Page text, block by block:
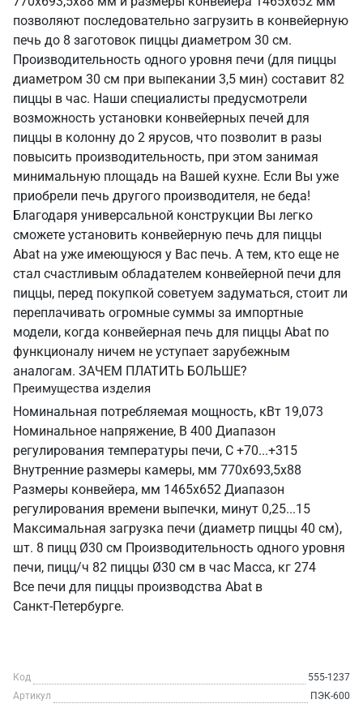
позволяют последовательно загрузить в конвейерную
печь до 8 заготовок пиццы диаметром 30 см.
Производительность одного уровня печи (для пиццы
диаметром 30 см при выпекании 3,5 мин) составит 82
пиццы в час. Наши специалисты предусмотрели
возможность установки конвейерных печей для
пиццы в колонну до 2 ярусов, что позволит в разы
повысить производительность, при этом занимая
минимальную площадь на Вашей кухне. Если Вы уже
приобрели печь другого производителя, не беда!
Благодаря универсальной конструкции Вы легко
сможете установить конвейерную печь для пиццы
Abat на уже имеющуюся у Вас печь. А тем, кто еще не
стал счастливым обладателем конвейерной печи для
пиццы, перед покупкой советуем задуматься, стоит ли
переплачивать огромные суммы за импортные
модели, когда конвейерная печь для пиццы Abat по
функционалу ничем не уступает зарубежным
аналогам. ЗАЧЕМ ПЛАТИТЬ БОЛЬШЕ?
Преимущества изделия
Номинальная потребляемая мощность, кВт 19,073
Номинальное напряжение, В 400 Диапазон
регулирования температуры печи, С +70...+315
Внутренние размеры камеры, мм 770х693,5х88
Размеры конвейера, мм 1465х652 Диапазон
регулирования времени выпечки, минут 0,25...15
Максимальная загрузка печи (диаметр пиццы 40 см),
шт. 8 пицц Ø30 см Производительность одного уровня
печи, пицц/ч 82 пиццы Ø30 см в час Масса, кг 274
Все печи для пиццы производства Abat в
Санкт‑Петербурге.
Код
555-1237
Артикул
ПЭК-600